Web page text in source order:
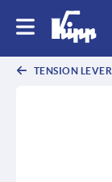
TENSION